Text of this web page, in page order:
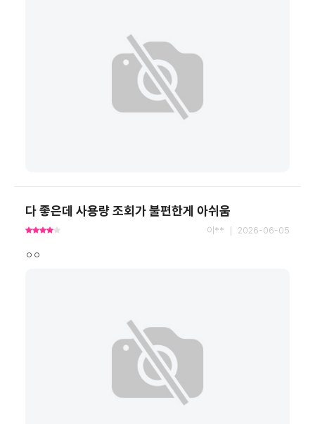
다 좋은데 사용량 조회가 불편한게 아쉬움
이** ｜ 2026-06-05
ㅇㅇ